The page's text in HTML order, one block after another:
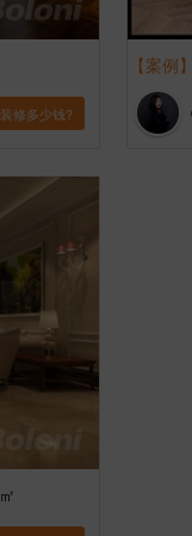
修多少钱?
【案例